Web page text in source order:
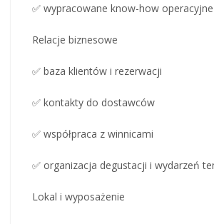
✅ wypracowane know-how operacyjne
Relacje biznesowe
✅ baza klientów i rezerwacji
✅ kontakty do dostawców
✅ współpraca z winnicami
✅ organizacja degustacji i wydarzeń
Lokal i wyposażenie